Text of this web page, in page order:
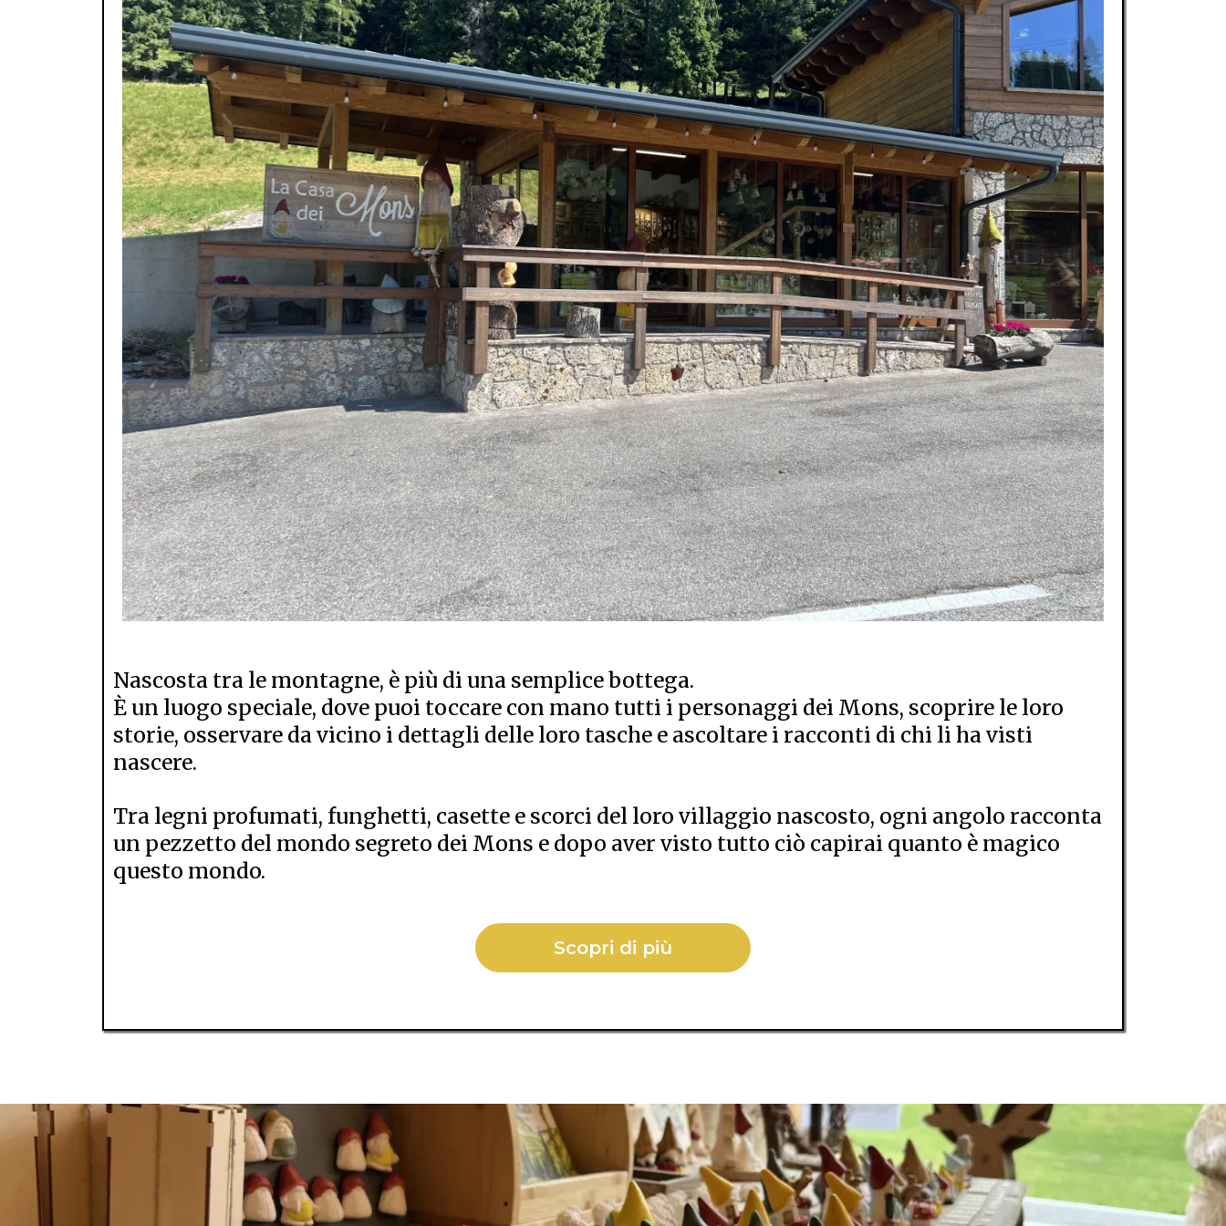
Nascosta tra le montagne, è più di una semplice bottega.
È un luogo speciale, dove puoi toccare con mano tutti i personaggi dei Mons, scoprire le loro
storie, osservare da vicino i dettagli delle loro tasche e ascoltare i racconti di chi li ha visti
nascere.
Tra legni profumati, funghetti, casette e scorci del loro villaggio nascosto, ogni angolo racconta
un pezzetto del mondo segreto dei Mons e dopo aver visto tutto ciò capirai quanto è magico
questo mondo.
Scopri di più